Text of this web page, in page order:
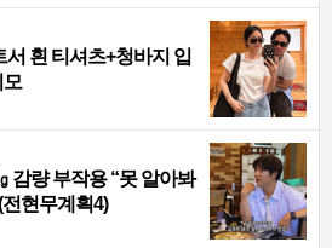
흰 티셔츠+청바지 입
감량 부작용 “못 알아봐
현무계획4)